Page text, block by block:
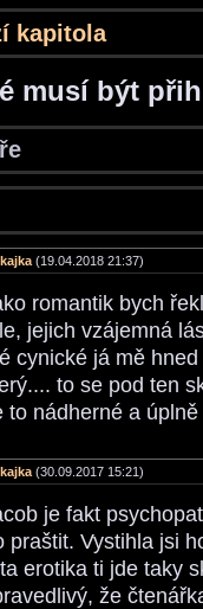
kapitola
musí být
kajka (19.04.2018 21:37)
romantik bych
jejich vzájemná
cynické já mě
to se pod ten
to nádherné a
kajka (30.09.2017 15:21)
je fakt
praštit. Vystihla jsi
erotika ti jde taky
že